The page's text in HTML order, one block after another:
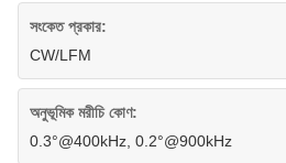
সংকেত প্রকার:
CW/LFM
অনুভূমিক মরীচি কোণ:
0.3°@400kHz, 0.2°@900kHz